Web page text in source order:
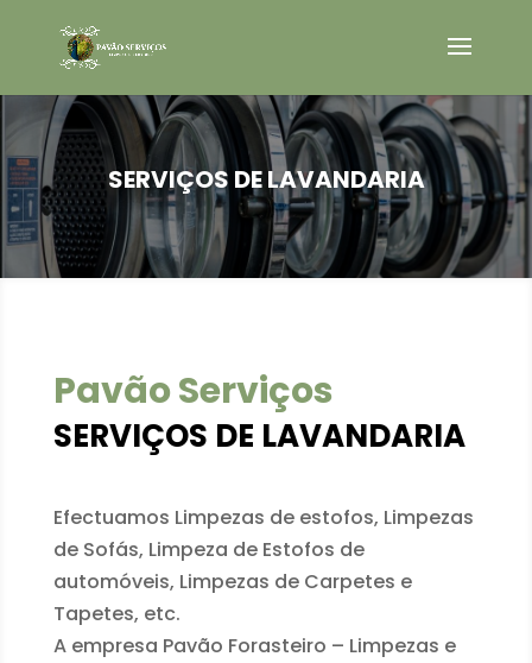
SERVIÇOS DE LAVANDARIA
Pavão Serviços
SERVIÇOS DE LAVANDARIA
Efectuamos Limpezas de estofos, Limpezas
de Sofás, Limpeza de Estofos de
automóveis, Limpezas de Carpetes e
Tapetes, etc.
A empresa Pavão Forasteiro – Limpezas e